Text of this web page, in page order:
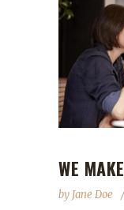
WE
by Jane Doe